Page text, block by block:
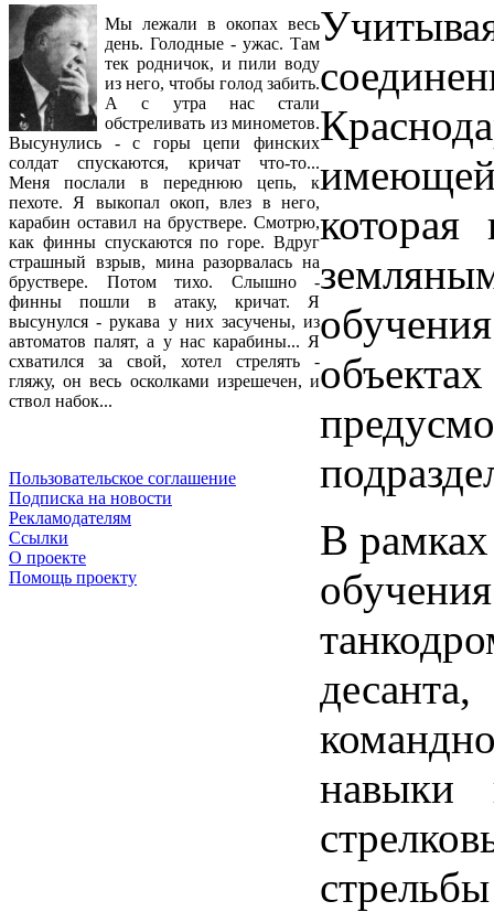
Мы лежали в окопах весь
день. Голодные - ужас. Там
тек родничок, и пили воду
из него, чтобы голод забить.
А с утра нас стали
обстреливать из минометов.
Высунулись - с горы цепи финских
солдат спускаются, кричат что-то...
Меня послали в переднюю цепь, к
пехоте. Я выкопал окоп, влез в него,
карабин оставил на бруствере. Смотрю,
как финны спускаются по горе. Вдруг
страшный взрыв, мина разорвалась на
бруствере. Потом тихо. Слышно -
финны пошли в атаку, кричат. Я
высунулся - рукава у них засучены, из
автоматов палят, а у нас карабины... Я
схватился за свой, хотел стрелять -
гляжу, он весь осколками изрешечен, и
ствол набок...
Пользовательское соглашение
Подписка на новости
Рекламодателям
Ссылки
О проекте
Помощь проекту
имеющей
В рамках
навыки